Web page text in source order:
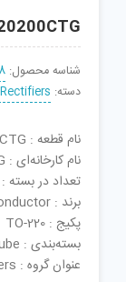
شناسه محصول:
دسته:
نام قطعه : MBR20200CTG
نام کارخانه‌ای : MBR20200CTG
تعداد در بسته : 50 عدد
برند : ON Semiconductor
پکیج : TO-220
بسته‌بندی : Tube
عنوان گروه : Schottky Diodes & Rectifiers